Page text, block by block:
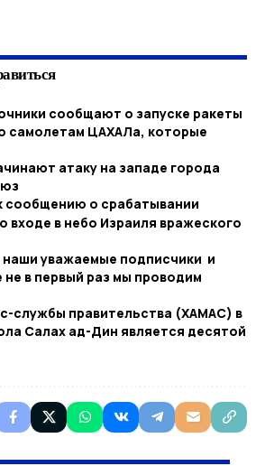
сообщают о запуске ракеты
самолетам ЦАХАЛа, которые
атаку на западе города
сообщению о срабатывании
входе в небо Израиля вражеского
уважаемые подписчики и
не в первый раз мы проводим
службы правительства (ХАМАС) в
Салах ад-Дин является десятой